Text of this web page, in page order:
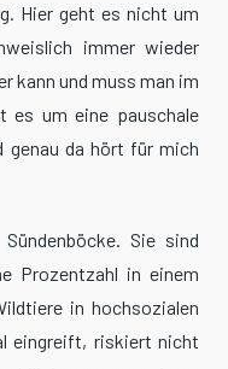
Hier geht es nicht um
immer wieder
kann und muss man im
es um eine pauschale
genau da hört für mich
Sie sind
Prozentzahl in einem
in hochsozialen
eingreift, riskiert nicht